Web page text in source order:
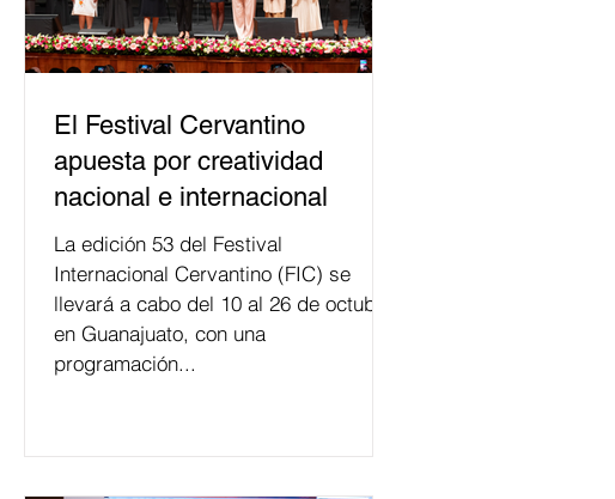
El Festival Cervantino
apuesta por creatividad
nacional e internacional
La edición 53 del Festival
Internacional Cervantino (FIC) se
llevará a cabo del 10 al 26 de octubre
en Guanajuato, con una
programación...